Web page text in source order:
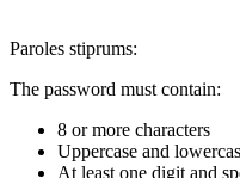
Paroles stiprums:
The password must contain:
8 or more characters
Uppercase and
At least one digit and